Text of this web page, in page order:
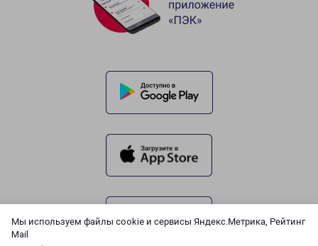
Мы используем файлы cookie и сервисы Яндекс.Метрика, Рейтинг
Mail